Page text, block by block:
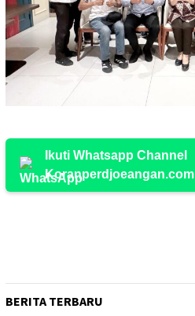
Ikuti Whatsapp Channel
Koranperdjoeangan.com
BERITA TERBARU